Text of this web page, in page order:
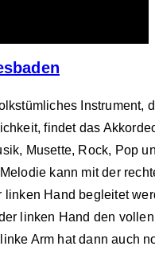
Instrument,
findet das
Musette, Rock, Pop
kann mit der
Hand begleitet
linken Hand den
Arm hat dann auch